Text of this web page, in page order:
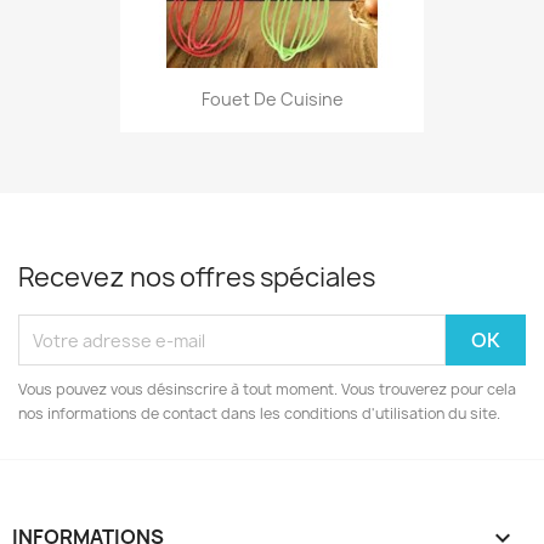
Fouet De Cuisine
Recevez nos offres spéciales
Vous pouvez vous désinscrire à tout moment. Vous trouverez pour cela
nos informations de contact dans les conditions d'utilisation du site.
INFORMATIONS keyboard_arrow_down